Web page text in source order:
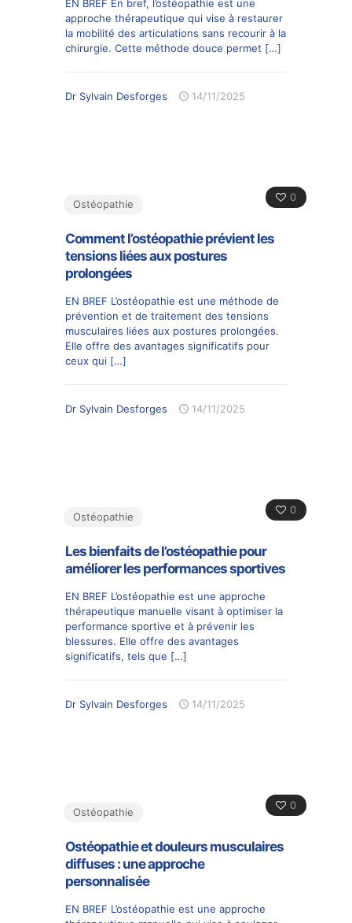
EN BREF En bref, l’ostéopathie est une
approche thérapeutique qui vise à restaurer
la mobilité des articulations sans recourir à la
chirurgie. Cette méthode douce permet […]
Dr Sylvain Desforges 14/11/2025
0
Ostéopathie
Comment l’ostéopathie prévient les
tensions liées aux postures
prolongées
EN BREF L’ostéopathie est une méthode de
prévention et de traitement des tensions
musculaires liées aux postures prolongées.
Elle offre des avantages significatifs pour
ceux qui […]
Dr Sylvain Desforges 14/11/2025
0
Ostéopathie
Les bienfaits de l’ostéopathie pour
améliorer les performances sportives
EN BREF L’ostéopathie est une approche
thérapeutique manuelle visant à optimiser la
performance sportive et à prévenir les
blessures. Elle offre des avantages
significatifs, tels que […]
Dr Sylvain Desforges 14/11/2025
0
Ostéopathie
Ostéopathie et douleurs musculaires
diffuses : une approche
personnalisée
EN BREF L’ostéopathie est une approche